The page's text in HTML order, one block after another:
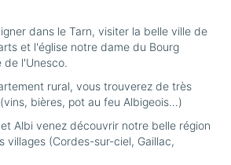
dans le Tarn, visiter la belle ville de
et l'église notre dame du Bourg
de l'Unesco.
rural, vous trouverez de très
bières, pot au feu Albigeois…)
Albi venez découvrir notre belle région
villages (Cordes-sur-ciel, Gaillac,